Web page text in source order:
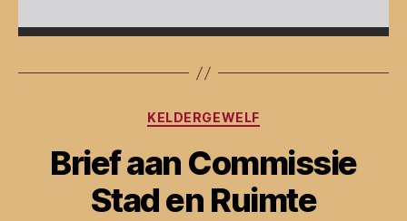
Categorieën
KELDERGEWELF
Brief aan Commissie
Stad en Ruimte